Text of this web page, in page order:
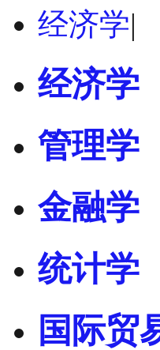
经济学|
经济学
管理学
金融学
统计学
国际贸